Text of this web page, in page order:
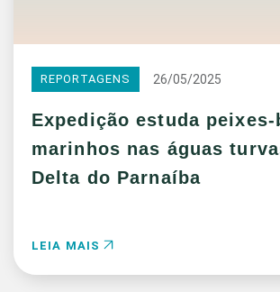
REPORTAGENS 26/05/2025
Expedição estuda peixes-
marinhos nas águas
Delta do Parnaíba
LEIA MAIS